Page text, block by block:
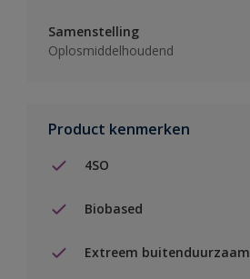
Samenstelling
Oplosmiddelhoudend
Product kenmerken
4SO
Biobased
Extreem buitenduurzaam